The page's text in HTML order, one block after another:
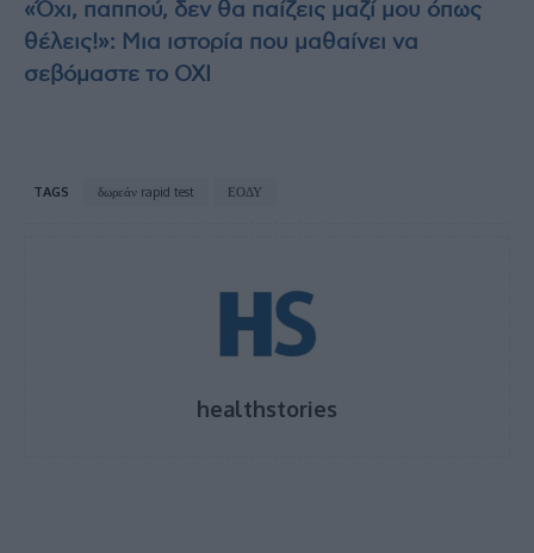
«Όχι, παππού, δεν θα παίζεις μαζί μου όπως
θέλεις!»: Μια ιστορία που μαθαίνει να
σεβόμαστε το ΟΧΙ
TAGS δωρεάν rapid test ΕΟΔΥ
healthstories